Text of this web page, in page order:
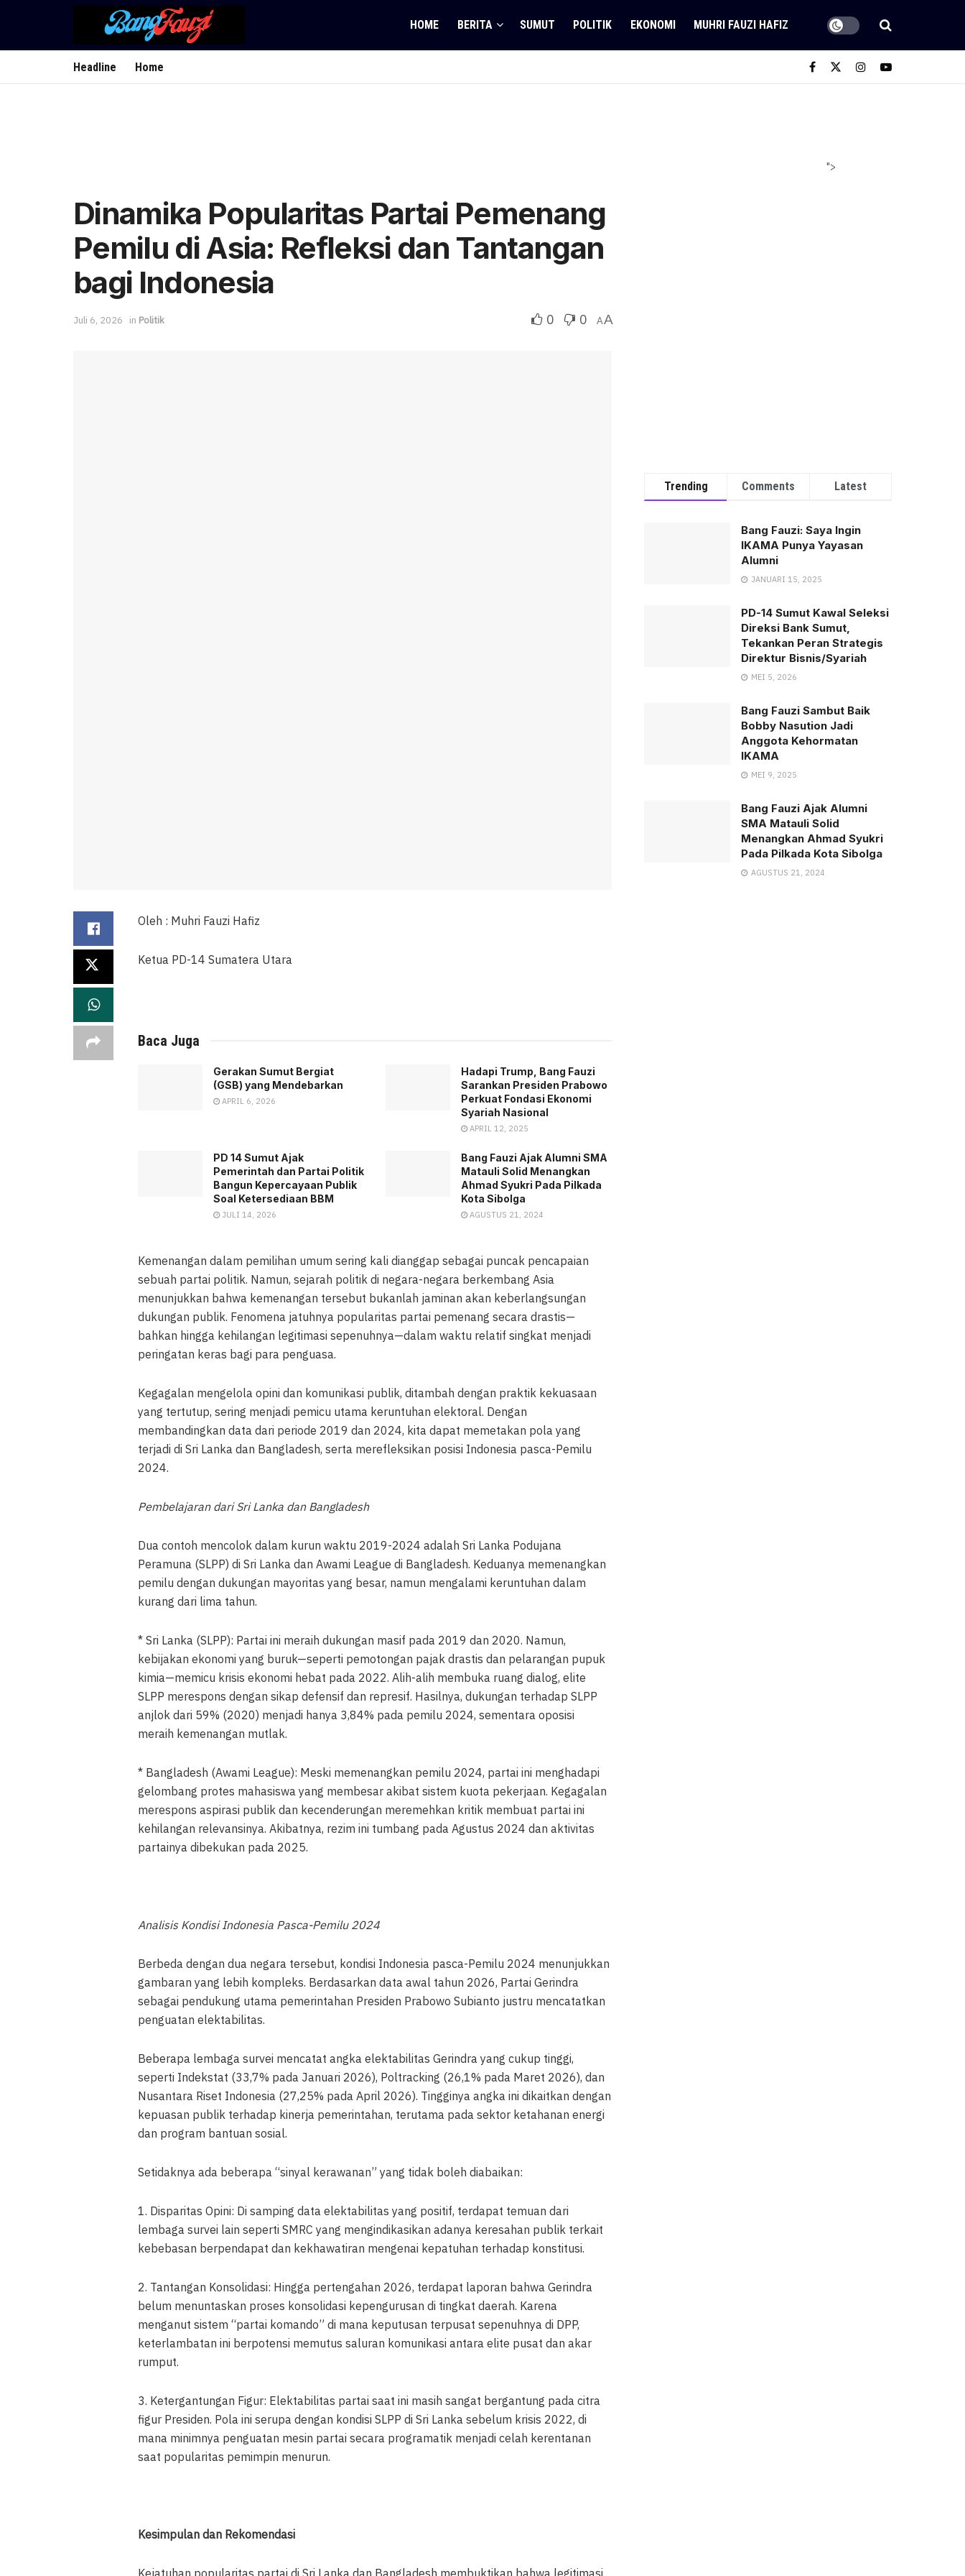
HOME BERITA SUMUT POLITIK EKONOMI MUHRI FAUZI HAFIZ
Headline Home
">
Dinamika Popularitas Partai Pemenang
Pemilu di Asia: Refleksi dan Tantangan
bagi Indonesia
Juli 6, 2026 in Politik 0 0 AA
Oleh : Muhri Fauzi Hafiz
Ketua PD-14 Sumatera Utara
Baca Juga
Gerakan Sumut Bergiat
(GSB) yang Mendebarkan
APRIL 6, 2026
Hadapi Trump, Bang Fauzi
Sarankan Presiden Prabowo
Perkuat Fondasi Ekonomi
Syariah Nasional
APRIL 12, 2025
PD 14 Sumut Ajak
Pemerintah dan Partai Politik
Bangun Kepercayaan Publik
Soal Ketersediaan BBM
JULI 14, 2026
Bang Fauzi Ajak Alumni SMA
Matauli Solid Menangkan
Ahmad Syukri Pada Pilkada
Kota Sibolga
AGUSTUS 21, 2024
Kemenangan dalam pemilihan umum sering kali dianggap sebagai puncak pencapaian
sebuah partai politik. Namun, sejarah politik di negara-negara berkembang Asia
menunjukkan bahwa kemenangan tersebut bukanlah jaminan akan keberlangsungan
dukungan publik. Fenomena jatuhnya popularitas partai pemenang secara drastis—
bahkan hingga kehilangan legitimasi sepenuhnya—dalam waktu relatif singkat menjadi
peringatan keras bagi para penguasa.
Kegagalan mengelola opini dan komunikasi publik, ditambah dengan praktik kekuasaan
yang tertutup, sering menjadi pemicu utama keruntuhan elektoral. Dengan
membandingkan data dari periode 2019 dan 2024, kita dapat memetakan pola yang
terjadi di Sri Lanka dan Bangladesh, serta merefleksikan posisi Indonesia pasca-Pemilu
2024.
Pembelajaran dari Sri Lanka dan Bangladesh
Dua contoh mencolok dalam kurun waktu 2019-2024 adalah Sri Lanka Podujana
Peramuna (SLPP) di Sri Lanka dan Awami League di Bangladesh. Keduanya memenangkan
pemilu dengan dukungan mayoritas yang besar, namun mengalami keruntuhan dalam
kurang dari lima tahun.
* Sri Lanka (SLPP): Partai ini meraih dukungan masif pada 2019 dan 2020. Namun,
kebijakan ekonomi yang buruk—seperti pemotongan pajak drastis dan pelarangan pupuk
kimia—memicu krisis ekonomi hebat pada 2022. Alih-alih membuka ruang dialog, elite
SLPP merespons dengan sikap defensif dan represif. Hasilnya, dukungan terhadap SLPP
anjlok dari 59% (2020) menjadi hanya 3,84% pada pemilu 2024, sementara oposisi
meraih kemenangan mutlak.
* Bangladesh (Awami League): Meski memenangkan pemilu 2024, partai ini menghadapi
gelombang protes mahasiswa yang membesar akibat sistem kuota pekerjaan. Kegagalan
merespons aspirasi publik dan kecenderungan meremehkan kritik membuat partai ini
kehilangan relevansinya. Akibatnya, rezim ini tumbang pada Agustus 2024 dan aktivitas
partainya dibekukan pada 2025.
Analisis Kondisi Indonesia Pasca-Pemilu 2024
Berbeda dengan dua negara tersebut, kondisi Indonesia pasca-Pemilu 2024 menunjukkan
gambaran yang lebih kompleks. Berdasarkan data awal tahun 2026, Partai Gerindra
sebagai pendukung utama pemerintahan Presiden Prabowo Subianto justru mencatatkan
penguatan elektabilitas.
Beberapa lembaga survei mencatat angka elektabilitas Gerindra yang cukup tinggi,
seperti Indekstat (33,7% pada Januari 2026), Poltracking (26,1% pada Maret 2026), dan
Nusantara Riset Indonesia (27,25% pada April 2026). Tingginya angka ini dikaitkan dengan
kepuasan publik terhadap kinerja pemerintahan, terutama pada sektor ketahanan energi
dan program bantuan sosial.
Setidaknya ada beberapa “sinyal kerawanan” yang tidak boleh diabaikan:
1. Disparitas Opini: Di samping data elektabilitas yang positif, terdapat temuan dari
lembaga survei lain seperti SMRC yang mengindikasikan adanya keresahan publik terkait
kebebasan berpendapat dan kekhawatiran mengenai kepatuhan terhadap konstitusi.
2. Tantangan Konsolidasi: Hingga pertengahan 2026, terdapat laporan bahwa Gerindra
belum menuntaskan proses konsolidasi kepengurusan di tingkat daerah. Karena
menganut sistem “partai komando” di mana keputusan terpusat sepenuhnya di DPP,
keterlambatan ini berpotensi memutus saluran komunikasi antara elite pusat dan akar
rumput.
3. Ketergantungan Figur: Elektabilitas partai saat ini masih sangat bergantung pada citra
figur Presiden. Pola ini serupa dengan kondisi SLPP di Sri Lanka sebelum krisis 2022, di
mana minimnya penguatan mesin partai secara programatik menjadi celah kerentanan
saat popularitas pemimpin menurun.
Kesimpulan dan Rekomendasi
Kejatuhan popularitas partai di Sri Lanka dan Bangladesh membuktikan bahwa legitimasi
Trending Comments Latest
Bang Fauzi: Saya Ingin
IKAMA Punya Yayasan
Alumni
JANUARI 15, 2025
PD-14 Sumut Kawal Seleksi
Direksi Bank Sumut,
Tekankan Peran Strategis
Direktur Bisnis/Syariah
MEI 5, 2026
Bang Fauzi Sambut Baik
Bobby Nasution Jadi
Anggota Kehormatan
IKAMA
MEI 9, 2025
Bang Fauzi Ajak Alumni
SMA Matauli Solid
Menangkan Ahmad Syukri
Pada Pilkada Kota Sibolga
AGUSTUS 21, 2024